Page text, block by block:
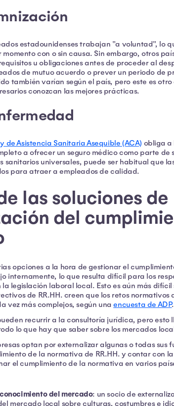
estadounidenses trabajan "a voluntad", lo
con o sin causa. Sin embargo, otros
u obligaciones antes de proceder al
de mutuo acuerdo o prever un periodo de
también varían según el país, pero este es
conozcan las mejores prácticas.
de Asistencia Sanitaria Asequible (ACA) obliga a
a ofrecer un seguro médico como parte de
sanitarios universales, puede ser habitual que
para atraer a empleados de calidad.
las soluciones de
del
opciones a la hora de gestionar el
internamente, lo que resulta difícil para los
legislación laboral local. Esto es aún más
de RR.HH. creen que los retos
vez más complejos, según unaencuesta de ADP.
recurrir a la consultoría jurídica, pero esto
lo que hay que saber sobre los mercados
optan por externalizar algunas o todas sus
de la normativa de RR.HH. y contar con
el cumplimiento de la normativa en varios
del mercado: un socio de
mercado local sobre culturas, costumbres e